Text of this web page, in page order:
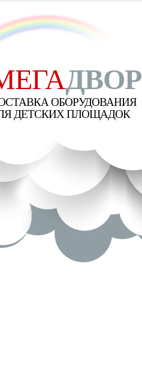
ДВОР
ОБОРУДОВАНИЯ
ДЕТСКИХ ПЛОЩАДОК